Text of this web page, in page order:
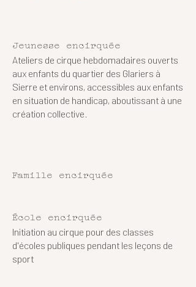
Jeunesse encirquée
Ateliers de cirque hebdomadaires ouverts
aux enfants du quartier des Glariers à
Sierre et environs, accessibles aux enfants
en situation de handicap, aboutissant à une
création collective.
Famille encirquée
École encirquée
Initiation au cirque pour des classes
d'écoles publiques pendant les leçons de
sport